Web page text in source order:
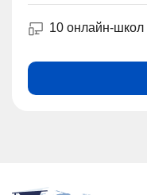
10 онлайн-школ